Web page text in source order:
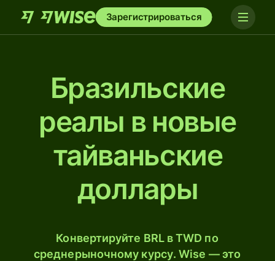
Зарегистрироваться
Бразильские
реалы в новые
тайваньские
доллары
Конвертируйте BRL в TWD по
среднерыночному курсу. Wise — это